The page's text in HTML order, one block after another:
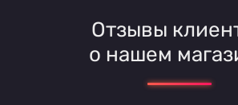
Отзывы
о нашем